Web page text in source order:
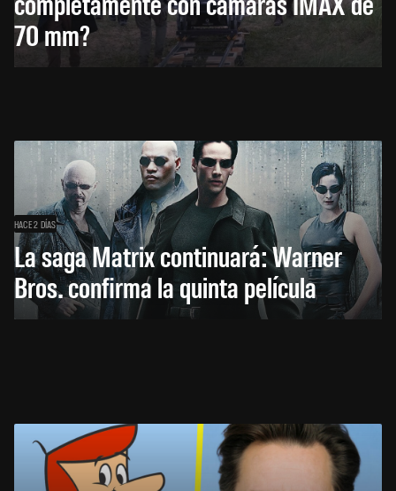
70 mm?
HACE 2 DÍAS
La saga Matrix continuará: Warner
Bros. confirma la quinta película